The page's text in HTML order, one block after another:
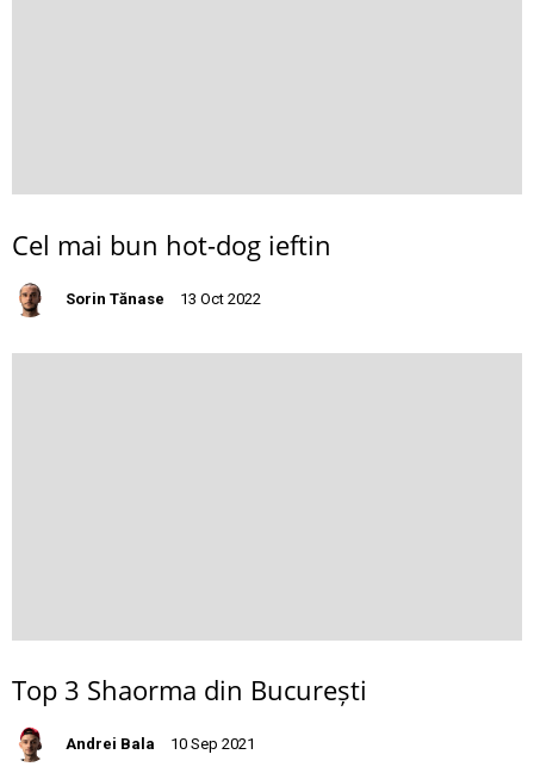
Cel mai bun hot-dog ieftin
Sorin Tănase 13 Oct 2022
Top 3 Shaorma din București
Andrei Bala 10 Sep 2021